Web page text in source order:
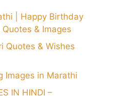
| Happy Birthday
& Images
Quotes & Wishes
Images in Marathi
IN HINDI –